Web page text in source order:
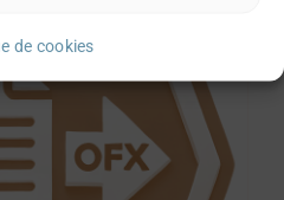
de cookies